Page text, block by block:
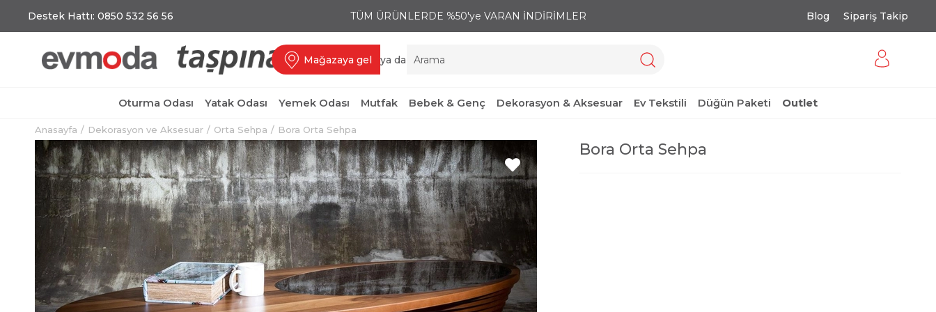
Destek Hattı: 0850 532 56 56 TÜM ÜRÜNLERDE %50'ye VARAN İNDİRİMLER Blog Sipariş Takip
Mağazaya gel ya da
Oturma Odası Yatak Odası Yemek Odası Mutfak Bebek & Genç Dekorasyon & Aksesuar Ev Tekstili Düğün Paketi Outlet
Anasayfa Dekorasyon ve Aksesuar Orta Sehpa Bora Orta Sehpa
Bora Orta Sehpa